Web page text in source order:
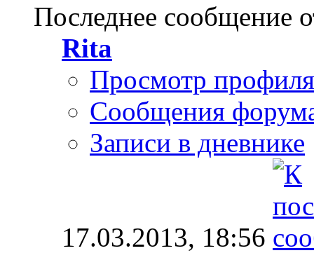
Последнее сообщение
Rita
Просмотр профиля
Сообщения
Записи в дневнике
17.03.2013, 18:56